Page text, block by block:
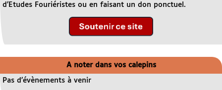
d’Etudes Fouriéristes ou en faisant un don ponctuel.
A noter dans vos calepins
Pas d’évènements à venir